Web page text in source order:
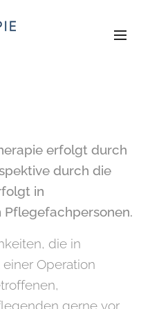
erfolgt durch
durch die
in
die in
Operation
gerne vor